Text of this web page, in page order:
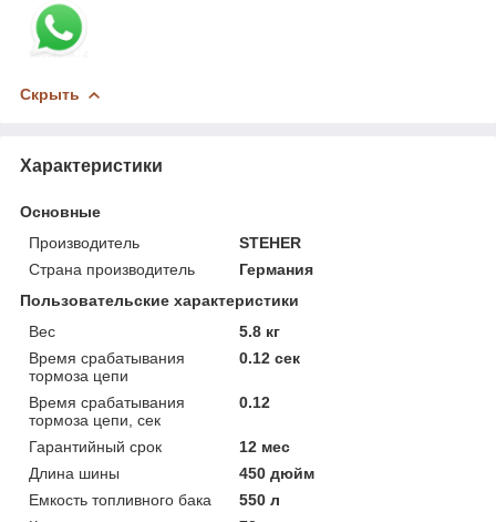
Скрыть
Характеристики
Основные
Производитель
STEHER
Страна производитель
Германия
Пользовательские характеристики
Вес
5.8 кг
Время срабатывания
тормоза цепи
0.12 сек
Время срабатывания
тормоза цепи, сек
0.12
Гарантийный срок
12 мес
Длина шины
450 дюйм
Емкость топливного бака
550 л